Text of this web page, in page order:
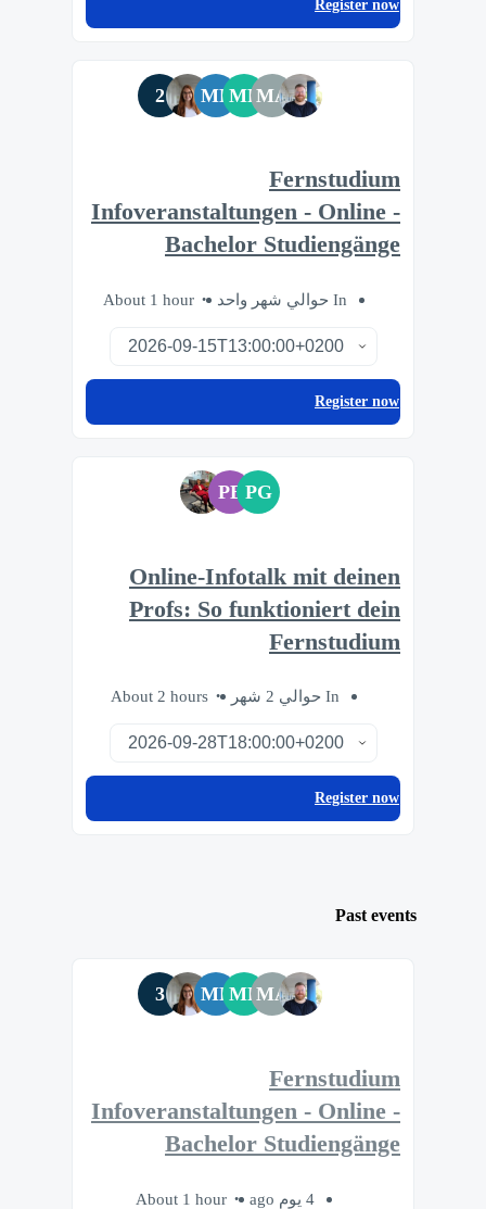
Register now
MA
MF
MB
2
Fernstudium
Infoveranstaltungen - Online -
Bachelor Studiengänge
In حوالي شهر واحد About 1 hour
Register now
PG
PE
Online-Infotalk mit deinen
Profs: So funktioniert dein
Fernstudium
In حوالي 2 شهر About 2 hours
Register now
Past events
MA
MF
MB
3
Fernstudium
Infoveranstaltungen - Online -
Bachelor Studiengänge
4 يوم ago About 1 hour